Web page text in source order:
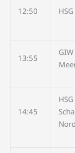
12:50
13:55
GIW
14:45
HSG
Nord